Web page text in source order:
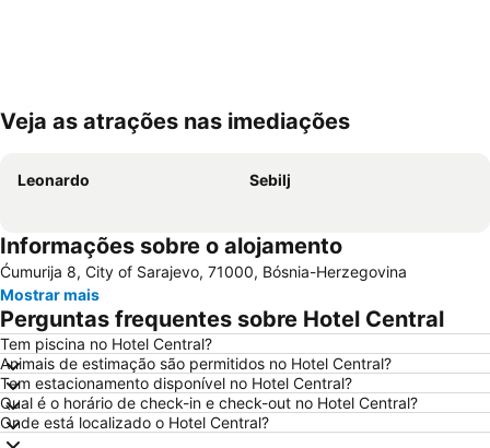
Ampliar mapa
Veja as atrações nas imediações
Leonardo Sebilj
Informações sobre o alojamento
Ćumurija 8, City of Sarajevo, 71000, Bósnia-Herzegovina
Mostrar mais
Perguntas frequentes sobre Hotel Central
Tem piscina no Hotel Central?
Animais de estimação são permitidos no Hotel Central?
Tem estacionamento disponível no Hotel Central?
Qual é o horário de check-in e check-out no Hotel Central?
Onde está localizado o Hotel Central?